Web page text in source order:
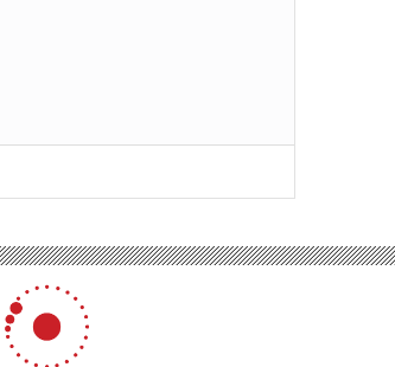
etmeye başladı